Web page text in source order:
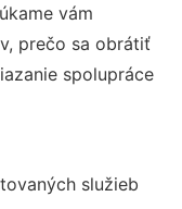
vám
prečo sa obrátiť
spolupráce
služieb